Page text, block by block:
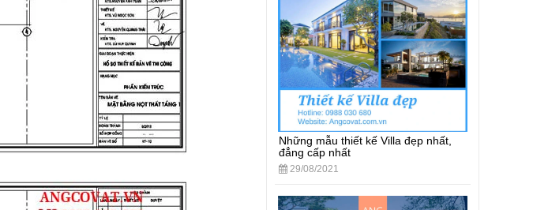
Những mẫu thiết kế Villa đẹp nhất,
đẳng cấp nhất
29/08/2021